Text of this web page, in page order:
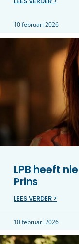
10 februari 2026
LPB heeft
Prins
LEES VERDER >
10 februari 2026